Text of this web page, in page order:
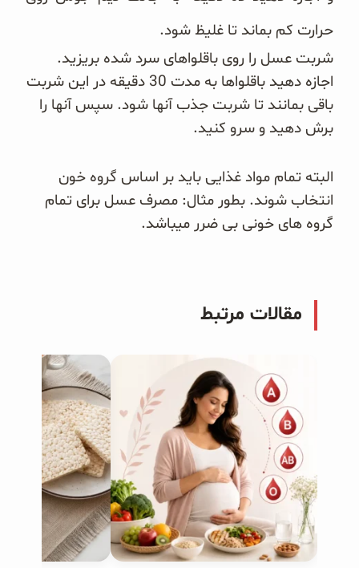
حرارت کم بماند تا غلیظ شود‎.
شربت عسل را روی باقلواهای سرد شده بریزید.
اجازه دهید باقلواها به مدت 30 دقیقه در این شربت
باقی بمانند تا شربت جذب ‏آنها شود. سپس آنها را
برش دهید و سرو کنید‎.‎
البته تمام مواد غذایی باید بر اساس گروه خون
انتخاب شوند. بطور مثال: مصرف عسل برای تمام
گروه های خونی بی ضرر میباشد.
مقالات مرتبط